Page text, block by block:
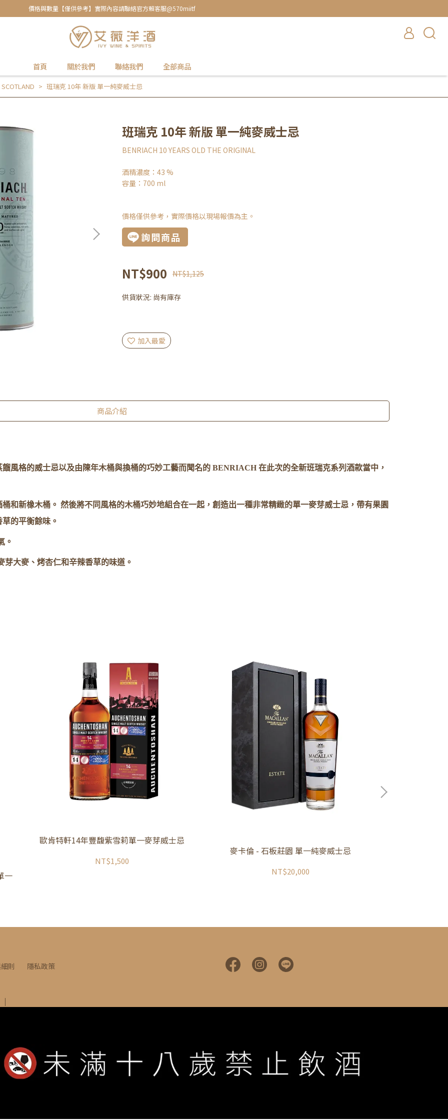
價格與數量【僅供參考】實際內容請聯絡官方賴客服@570miitf
首頁 關於我們 聯絡我們 全部商品
班瑞克 10年 新版 單一純麥威士忌
班瑞克 10年 新版 單一純麥威士忌
BENRIACH 10 YEARS OLD THE ORIGINAL
酒精濃度：43 %
容量：700 ml
價格僅供參考，實際價格以現場報價為主。
詢問商品
NT$900 NT$1,125
供貨狀況: 尚有庫存
加入最愛
商品介紹
風格的威士忌以及由陳年木桶與換桶的巧妙工藝而聞名的 BENRIACH 在此次的全新班瑞克系列酒款當中，
和新橡木桶。 然後將不同風格的木桶巧妙地組合在一起，創造出一種非常精緻的單一麥芽威士忌，帶有果園
的平衡餘味。
。
大麥、烤杏仁和辛辣香草的味道。
一
歐肯特軒14年豐馥紫雪莉單一麥芽威士忌
NT$1,500
麥卡倫 - 石板莊園 單一純麥威士忌
NT$20,000
則 隱私政策